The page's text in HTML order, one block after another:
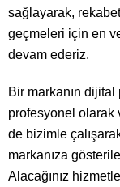
sağlayarak,
geçmeleri için en
devam ederiz.
Bir markanın
profesyonel olarak
de bizimle
markanıza
Alacağınız